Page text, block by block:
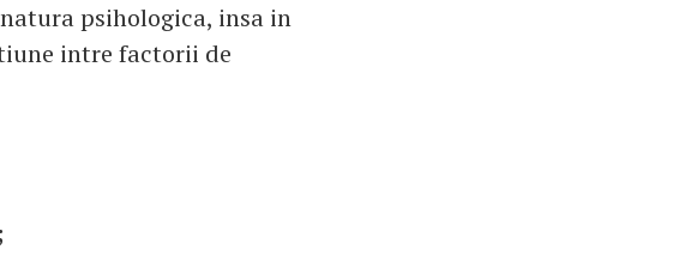
psihologica, insa in
intre factorii de